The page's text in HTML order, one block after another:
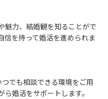
魅力、結婚観を知ることがで
信を持って婚活を進められま
でも相談できる環境をご用
婚活をサポートします。